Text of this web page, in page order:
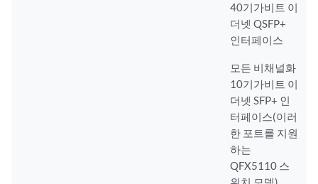
40기가비트 이
더넷 QSFP+
인터페이스
모든 비채널화
10기가비트 이
더넷 SFP+ 인
터페이스(이러
한 포트를 지원
하는
QFX5110 스